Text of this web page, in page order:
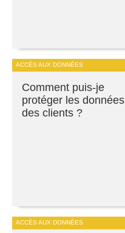
ACCÈS AUX DONNÉES
Comment puis-je
protéger les données
des clients ?
ACCÈS AUX DONNÉES